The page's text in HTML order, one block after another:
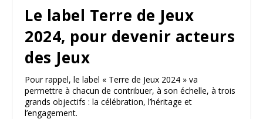
Le label Terre de Jeux
2024, pour devenir acteurs
des Jeux
Pour rappel, le label « Terre de Jeux 2024 » va
permettre à chacun de contribuer, à son échelle, à trois
grands objectifs : la célébration, l’héritage et
l’engagement.